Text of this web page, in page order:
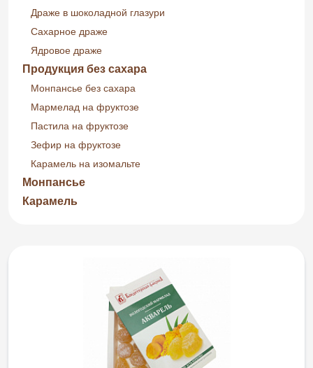
Драже в шоколадной глазури
Сахарное драже
Ядровое драже
Продукция без сахара
Монпансье без сахара
Мармелад на фруктозе
Пастила на фруктозе
Зефир на фруктозе
Карамель на изомальте
Монпансье
Карамель